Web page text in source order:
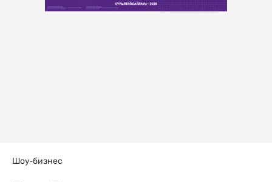
Шоу-бизнес